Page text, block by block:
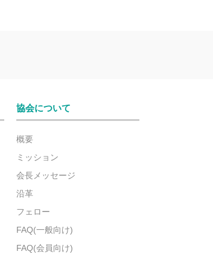
協会について
概要
ミッション
会長メッセージ
沿革
フェロー
FAQ(一般向け)
FAQ(会員向け)